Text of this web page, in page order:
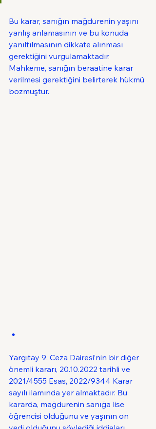
Bu karar, sanığın mağdurenin yaşını
yanlış anlamasının ve bu konuda
yanıltılmasının dikkate alınması
gerektiğini vurgulamaktadır.
Mahkeme, sanığın beraatine karar
verilmesi gerektiğini belirterek hükmü
bozmuştur.
Yargıtay 9. Ceza Dairesi’nin bir diğer
önemli kararı, 20.10.2022 tarihli ve
2021/4555 Esas, 2022/9344 Karar
sayılı ilamında yer almaktadır. Bu
kararda, mağdurenin sanığa lise
öğrencisi olduğunu ve yaşının on